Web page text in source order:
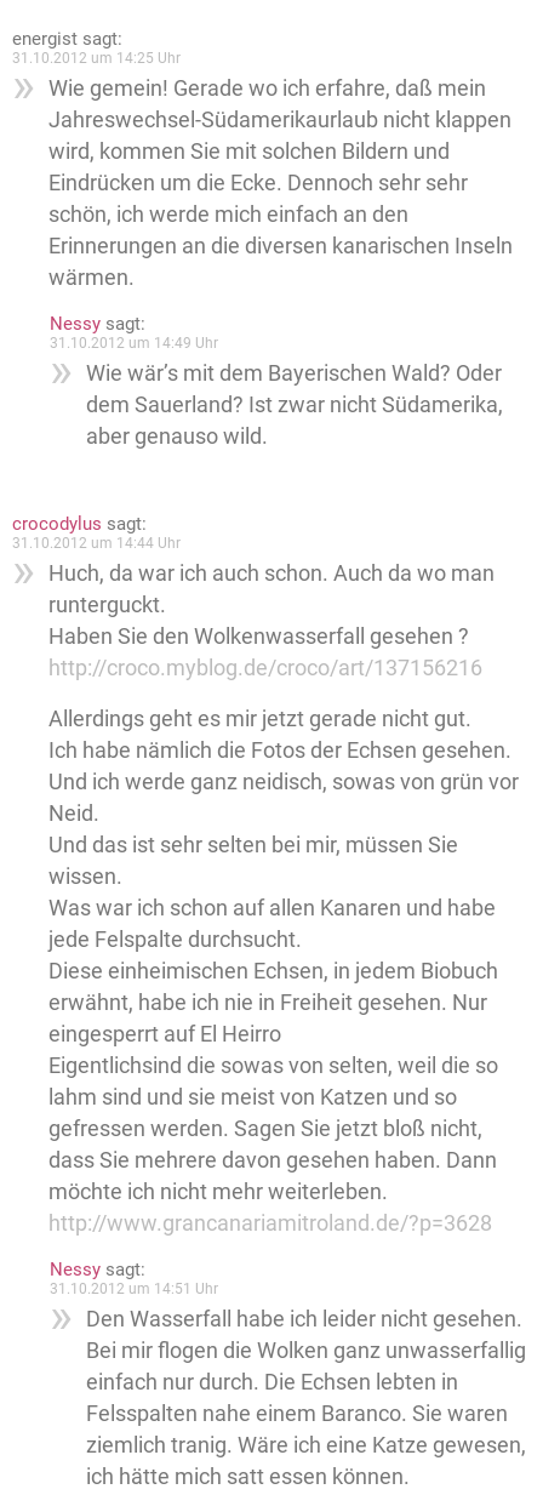
energist sagt:
31.10.2012 um 14:25 Uhr
Wie gemein! Gerade wo ich erfahre, daß mein
Jahreswechsel-Südamerikaurlaub nicht klappen
wird, kommen Sie mit solchen Bildern und
Eindrücken um die Ecke. Dennoch sehr sehr
schön, ich werde mich einfach an den
Erinnerungen an die diversen kanarischen Inseln
wärmen.
Nessy sagt:
31.10.2012 um 14:49 Uhr
Wie wär’s mit dem Bayerischen Wald? Oder
dem Sauerland? Ist zwar nicht Südamerika,
aber genauso wild.
crocodylus sagt:
31.10.2012 um 14:44 Uhr
Huch, da war ich auch schon. Auch da wo man
runterguckt.
Haben Sie den Wolkenwasserfall gesehen ?
http://croco.myblog.de/croco/art/137156216
Allerdings geht es mir jetzt gerade nicht gut.
Ich habe nämlich die Fotos der Echsen gesehen.
Und ich werde ganz neidisch, sowas von grün vor
Neid.
Und das ist sehr selten bei mir, müssen Sie
wissen.
Was war ich schon auf allen Kanaren und habe
jede Felspalte durchsucht.
Diese einheimischen Echsen, in jedem Biobuch
erwähnt, habe ich nie in Freiheit gesehen. Nur
eingesperrt auf El Heirro
Eigentlichsind die sowas von selten, weil die so
lahm sind und sie meist von Katzen und so
gefressen werden. Sagen Sie jetzt bloß nicht,
dass Sie mehrere davon gesehen haben. Dann
möchte ich nicht mehr weiterleben.
http://www.grancanariamitroland.de/?p=3628
Nessy sagt:
31.10.2012 um 14:51 Uhr
Den Wasserfall habe ich leider nicht gesehen.
Bei mir flogen die Wolken ganz unwasserfallig
einfach nur durch. Die Echsen lebten in
Felsspalten nahe einem Baranco. Sie waren
ziemlich tranig. Wäre ich eine Katze gewesen,
ich hätte mich satt essen können.